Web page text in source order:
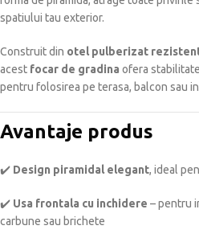
spatiului tau exterior.
Construit din otel pulberizat
acest focar de gradina ofera
pentru folosirea pe terasa, balcon sau
Avantaje produs
✔️ Design piramidal elegant, ideal
✔️ Usa frontala cu inchidere – pentru
carbune sau brichete